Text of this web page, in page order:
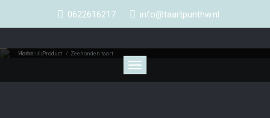
0622616217 info@taartpunthw.nl
Toggle
navigation
Webshop
Home /Product / Zeehonden taart